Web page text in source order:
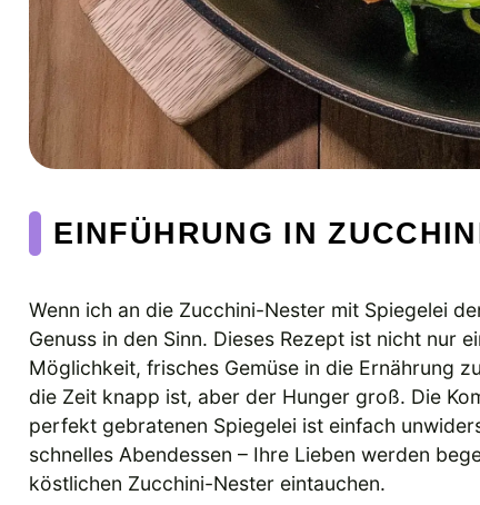
EINFÜHRUNG IN
Wenn ich an die Zucchini-Nester mit Spiegelei
Genuss in den Sinn. Dieses Rezept ist nicht nur
Möglichkeit, frisches Gemüse in die Ernährung
die Zeit knapp ist, aber der Hunger groß. Die
perfekt gebratenen Spiegelei ist einfach
schnelles Abendessen – Ihre Lieben werden
köstlichen Zucchini-Nester eintauchen.